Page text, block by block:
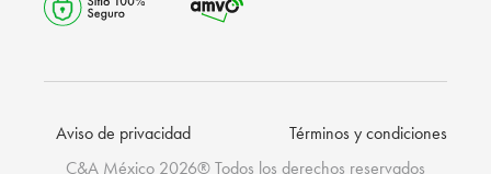
Aviso de privacidad
Términos y condiciones
C&A México 2026® Todos los derechos reservados